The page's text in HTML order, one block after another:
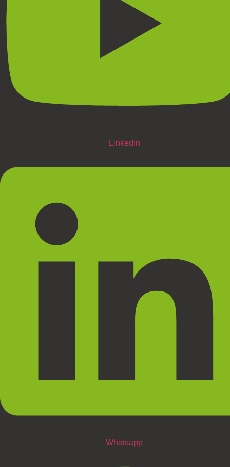
LinkedIn
Whatsapp